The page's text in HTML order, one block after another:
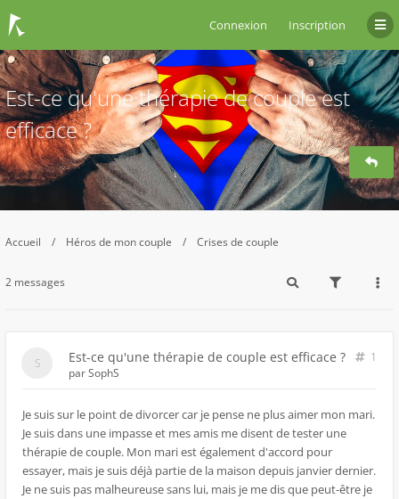
Connexion Inscription
Est-ce qu'une thérapie de couple est
efficace ?
Accueil Héros de mon couple Crises de couple
2 messages
Est-ce qu'une thérapie de couple est efficace ?
1
parSophS
Je suis sur le point de divorcer car je pense ne plus aimer mon mari.
Je suis dans une impasse et mes amis me disent de tester une
thérapie de couple. Mon mari est également d'accord pour
essayer, mais je suis déjà partie de la maison depuis janvier dernier.
Je ne suis pas malheureuse sans lui, mais je me dis que peut-être je